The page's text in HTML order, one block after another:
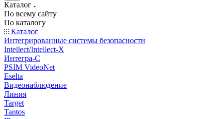
Каталог
По всему сайту
По каталогу
Каталог
Интегрированные системы безопасности
Intellect/Intellect-X
Интегра-С
PSIM VideoNet
Eselta
Видеонаблюдение
Линия
Target
Tantos